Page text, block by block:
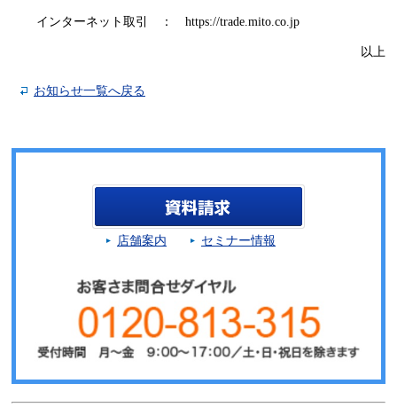
インターネット取引 ： https://trade.mito.co.jp
以上
お知らせ一覧へ戻る
店舗案内 セミナー情報